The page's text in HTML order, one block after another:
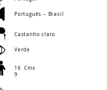
Português – Brasil
Castanho claro
Verde
16
9
Cms